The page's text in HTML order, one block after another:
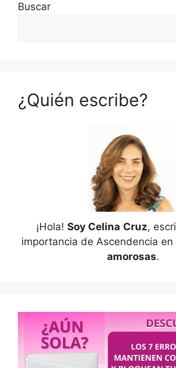
Buscar
¿Quién escribe?
¡Hola! Soy Celina Cruz,
importancia de Ascendencia en
amorosas.